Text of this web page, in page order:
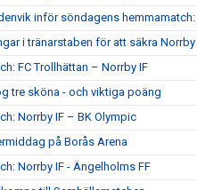
inför söndagens
i tränarstaben för att säkra
FC Trollhättan – Norrby IF
tre sköna - och viktiga poäng
Norrby IF – BK Olympic
på Borås Arena
Norrby IF - Ängelholms FF